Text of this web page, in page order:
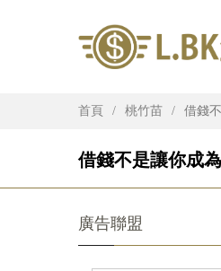
首頁 桃竹苗 借錢
借錢不是讓你成
廣告聯盟